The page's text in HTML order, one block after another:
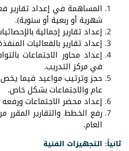
المساهمة في إعداد تقارير
شهرية أو ربعية أو سنوية).
إعداد تقارير إجمالية
إعداد تقارير بالفعاليات
إعداد محاور الاجتماعات
في مركز التدريب.
حجز وترتيب مواعيد فيما
عام والاجتماعات بشكل خاص.
إعداد محضر الاجتماعات
رفع الخطط والتقارير
العام.
ثانياً: التجهيزات الفنية